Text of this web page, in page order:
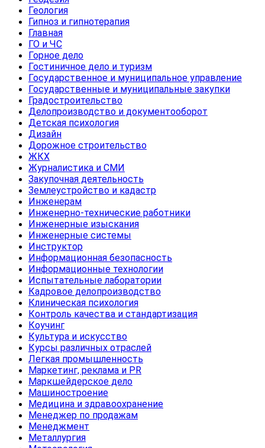
Геология
Гипноз и гипнотерапия
Главная
ГО и ЧС
Горное дело
Гостиничное дело и туризм
Государственное и муниципальное управление
Государственные и муниципальные закупки
Градостроительство
Делопроизводство и документооборот
Детская психология
Дизайн
Дорожное строительство
ЖКХ
Журналистика и СМИ
Закупочная деятельность
Землеустройство и кадастр
Инженерам
Инженерно-технические работники
Инженерные изыскания
Инженерные системы
Инструктор
Информационная безопасность
Информационные технологии
Испытательные лаборатории
Кадровое делопроизводство
Клиническая психология
Контроль качества и стандартизация
Коучинг
Культура и искусство
Курсы различных отраслей
Легкая промышленность
Маркетинг, реклама и PR
Маркшейдерское дело
Машиностроение
Медицина и здравоохранение
Менеджер по продажам
Менеджмент
Металлургия